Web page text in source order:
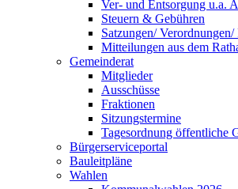
Ver- und Entsorgung u.a.
Steuern & Gebühren
Satzungen/
Mitteilungen aus dem
Gemeinderat
Mitglieder
Ausschüsse
Fraktionen
Sitzungstermine
Tagesordnung öffentliche
Bürgerserviceportal
Bauleitpläne
Wahlen